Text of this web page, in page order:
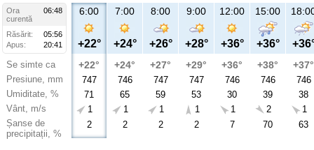
Ora
06:48
curentă
Răsărit:
05:56
Apus:
20:41
Se simte ca
Presiune, mm
Umiditate, %
Vânt, m/s
Șanse de
precipitații, %
6:00
+22°
+22°
747
71
1
2
7:00
+24°
+24°
746
65
1
2
8:00
+26°
+27°
747
59
1
2
9:00
+28°
+29°
747
53
1
2
12:00
+36°
+36°
746
30
1
7
15:00
+36°
+38°
746
39
2
70
+37°
746
38
1
63